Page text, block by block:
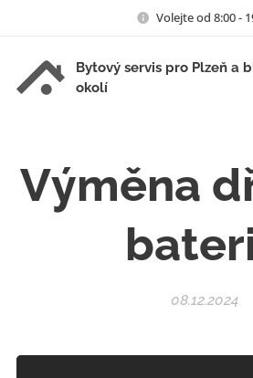
Volejte od 8:00 -
Bytový servis pro Plzeň a
okolí
Výměna
08.12.2024